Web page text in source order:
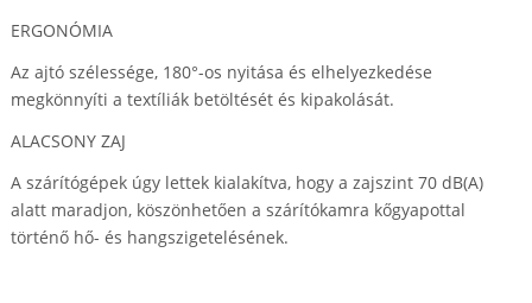
ERGONÓMIA
Az ajtó szélessége, 180°-os nyitása és elhelyezkedése
megkönnyíti a textíliák betöltését és kipakolását.
ALACSONY ZAJ
A szárítógépek úgy lettek kialakítva, hogy a zajszint 70 dB(A)
alatt maradjon, köszönhetően a szárítókamra kőgyapottal
történő hő- és hangszigetelésének.